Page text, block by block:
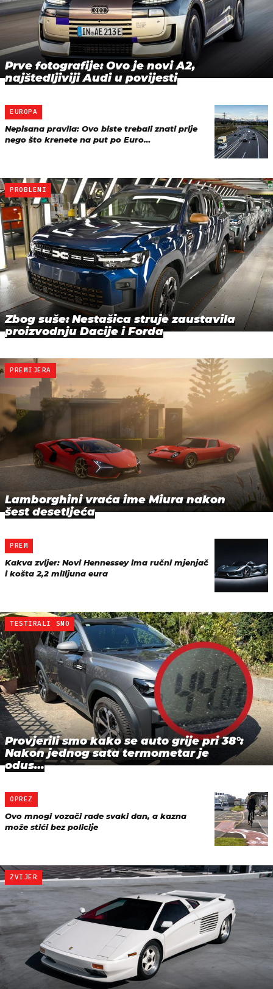
Prve fotografije: Ovo je novi A2,
najštedljiviji Audi u povijesti
EUROPA
Nepisana pravila: Ovo biste trebali znati prije
nego što krenete na put po Euro…
PROBLEMI
Zbog suše: Nestašica struje zaustavila
proizvodnju Dacije i Forda
PREMIJERA
Lamborghini vraća ime Miura nakon
šest desetljeća
PREM
Kakva zvijer: Novi Hennessey ima ručni mjenjač
i košta 2,2 milijuna eura
TESTIRALI SMO
Provjerili smo kako se auto grije pri 38°:
Nakon jednog sata termometar je
odus…
OPREZ
Ovo mnogi vozači rade svaki dan, a kazna
može stići bez policije
ZVIJER